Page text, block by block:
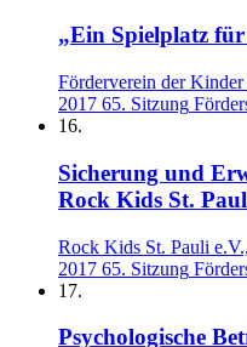
„Ein Spielplatz
Förderverein der
2017 65. Sitzung
16.
Sicherung und
Rock Kids St.
Rock Kids St. Pauli
2017 65. Sitzung
17.
Psychologische